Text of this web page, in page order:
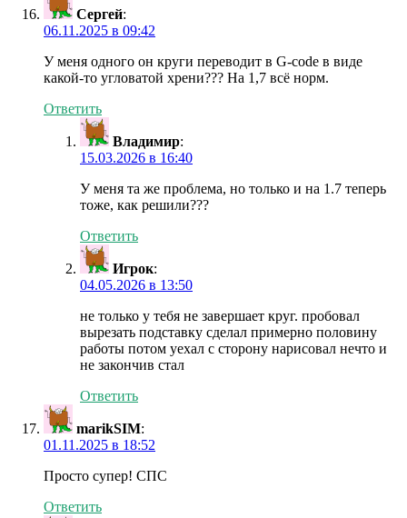
Сергей:
06.11.2025 в 09:42
У меня одного он круги переводит в G-code в виде
какой-то угловатой хрени??? На 1,7 всё норм.
Ответить
Владимир:
15.03.2026 в 16:40
У меня та же проблема, но только и на 1.7 теперь
тоже, как решили???
Ответить
Игрок:
04.05.2026 в 13:50
не только у тебя не завершает круг. пробовал
вырезать подставку сделал примерно половину
работы потом уехал с сторону нарисовал нечто и
не закончив стал
Ответить
marikSIM:
01.11.2025 в 18:52
Просто супер! СПС
Ответить